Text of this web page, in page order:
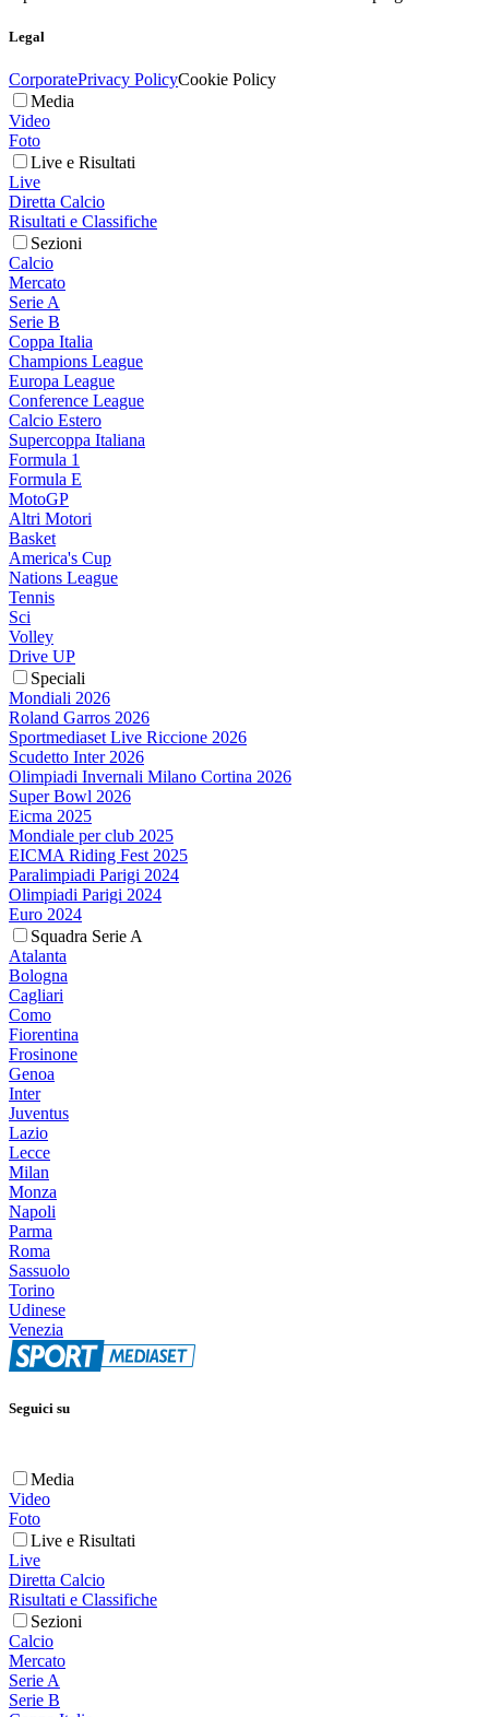
Legal
CorporatePrivacy PolicyCookie Policy
Media
Video
Foto
Live e Risultati
Live
Diretta Calcio
Risultati e Classifiche
Sezioni
Calcio
Mercato
Serie A
Serie B
Coppa Italia
Champions League
Europa League
Conference League
Calcio Estero
Supercoppa Italiana
Formula 1
Formula E
MotoGP
Altri Motori
Basket
America's Cup
Nations League
Tennis
Sci
Volley
Drive UP
Speciali
Mondiali 2026
Roland Garros 2026
Sportmediaset Live Riccione 2026
Scudetto Inter 2026
Olimpiadi Invernali Milano Cortina 2026
Super Bowl 2026
Eicma 2025
Mondiale per club 2025
EICMA Riding Fest 2025
Paralimpiadi Parigi 2024
Olimpiadi Parigi 2024
Euro 2024
Squadra Serie A
Atalanta
Bologna
Cagliari
Como
Fiorentina
Frosinone
Genoa
Inter
Juventus
Lazio
Lecce
Milan
Monza
Napoli
Parma
Roma
Sassuolo
Torino
Udinese
Venezia
Seguici su
Media
Video
Foto
Live e Risultati
Live
Diretta Calcio
Risultati e Classifiche
Sezioni
Calcio
Mercato
Serie A
Serie B